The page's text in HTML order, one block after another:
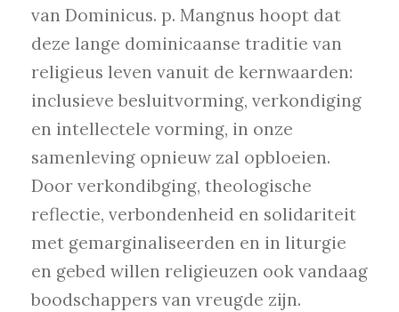
van Dominicus. p. Mangnus hoopt dat
deze lange dominicaanse traditie van
religieus leven vanuit de kernwaarden:
inclusieve besluitvorming, verkondiging
en intellectele vorming, in onze
samenleving opnieuw zal opbloeien.
Door verkondibging, theologische
reflectie, verbondenheid en solidariteit
met gemarginaliseerden en in liturgie
en gebed willen religieuzen ook vandaag
boodschappers van vreugde zijn.